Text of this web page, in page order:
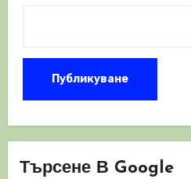
Търсене В Google